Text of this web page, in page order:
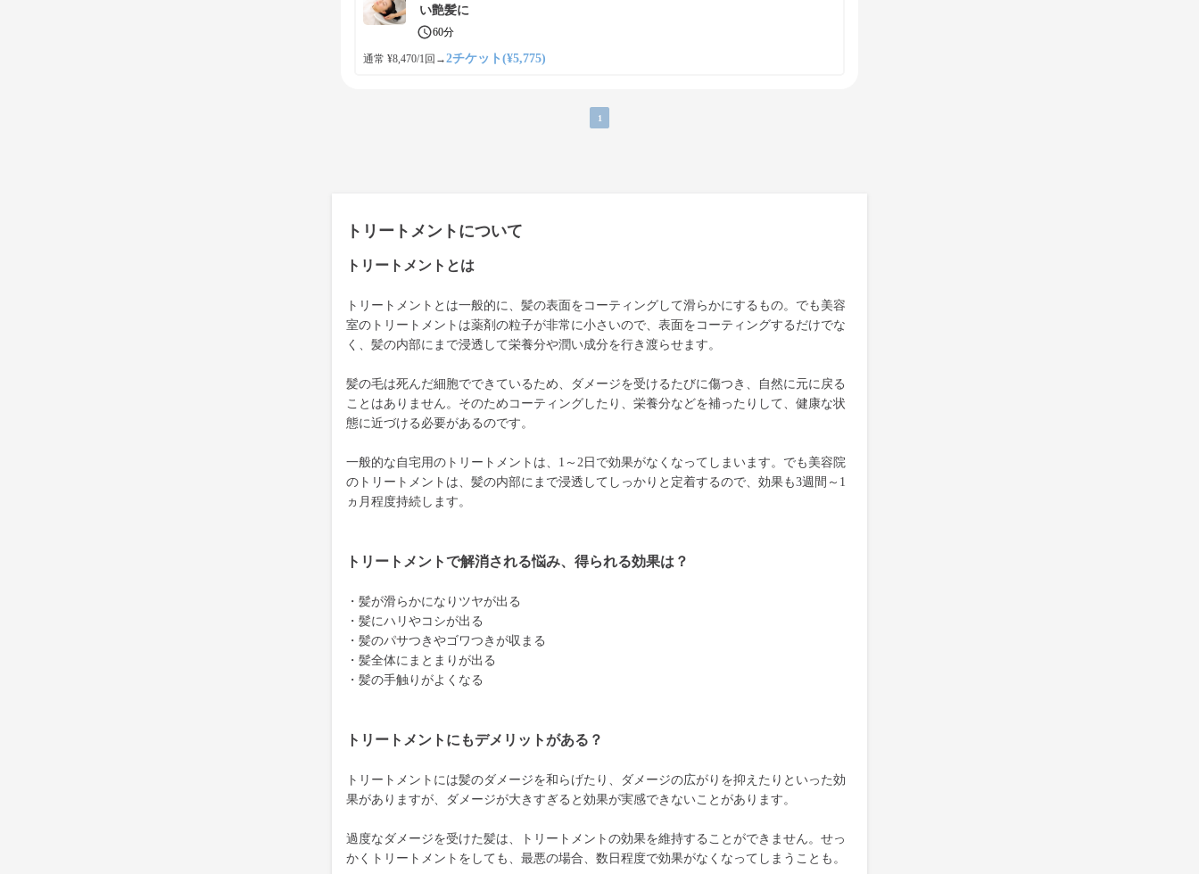
い艶髪に
60分
通常 ¥8,470/1回 →2チケット(¥5,775)
1
トリートメントについて
トリートメントとは
トリートメントとは一般的に、髪の表面をコーティングして滑らかにするもの。でも美容
室のトリートメントは薬剤の粒子が非常に小さいので、表面をコーティングするだけでな
く、髪の内部にまで浸透して栄養分や潤い成分を行き渡らせます。
髪の毛は死んだ細胞でできているため、ダメージを受けるたびに傷つき、自然に元に戻る
ことはありません。そのためコーティングしたり、栄養分などを補ったりして、健康な状
態に近づける必要があるのです。
一般的な自宅用のトリートメントは、1～2日で効果がなくなってしまいます。でも美容院
のトリートメントは、髪の内部にまで浸透してしっかりと定着するので、効果も3週間～1
ヵ月程度持続します。
トリートメントで解消される悩み、得られる効果は？
・髪が滑らかになりツヤが出る
・髪にハリやコシが出る
・髪のパサつきやゴワつきが収まる
・髪全体にまとまりが出る
・髪の手触りがよくなる
トリートメントにもデメリットがある？
トリートメントには髪のダメージを和らげたり、ダメージの広がりを抑えたりといった効
果がありますが、ダメージが大きすぎると効果が実感できないことがあります。
過度なダメージを受けた髪は、トリートメントの効果を維持することができません。せっ
かくトリートメントをしても、最悪の場合、数日程度で効果がなくなってしまうことも。